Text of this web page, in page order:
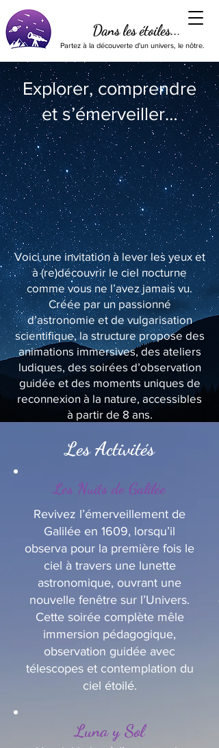
Dans les étoiles...
Partez à la découverte d'un univers, le nôtre.
Explorer, comprendre
et s’émerveiller…
Voici une invitation à lever les yeux et
à (re)découvrir le ciel nocturne
comme vous ne l’avez jamais vu.
Créée par un passionné
d’astronomie et de vulgarisation
scientifique, la structure propose des
animations immersives, des ateliers
ludiques, des soirées d’observation
guidée et des moments uniques de
reconnexion à la nature, accessibles
à partir de 8 ans.
Les Activités
Les Nuits de Galilée
Revivez l’émerveillement de
Galilée en 1609, lorsqu’il
observa pour la première fois le
ciel à travers une lunette
astronomique, ouvrant une
nouvelle fenêtre sur l’Univers.
Cette soirée complète mêle
immersion pédagogique,
observation guidée avec
télescopes et contemplation du
ciel étoilé.
Luna y Sol